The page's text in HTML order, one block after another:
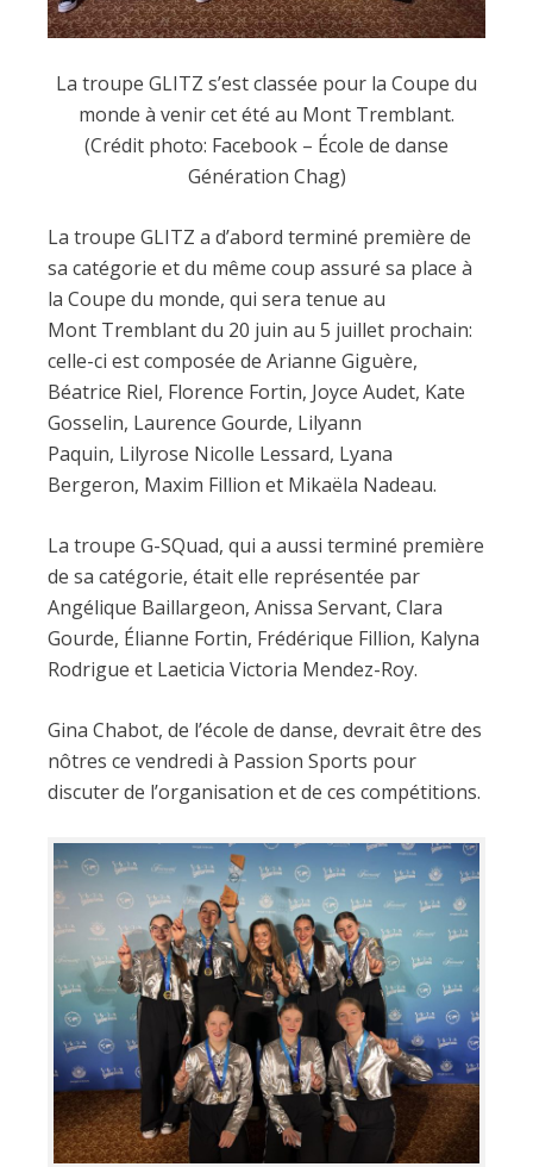
La troupe GLITZ s’est classée pour la Coupe du
monde à venir cet été au Mont Tremblant.
(Crédit photo: Facebook – École de danse
Génération Chag)
La troupe GLITZ a d’abord terminé première de
sa catégorie et du même coup assuré sa place à
la Coupe du monde, qui sera tenue au
Mont Tremblant du 20 juin au 5 juillet prochain:
celle-ci est composée de Arianne Giguère,
Béatrice Riel, Florence Fortin, Joyce Audet, Kate
Gosselin, Laurence Gourde, Lilyann
Paquin, Lilyrose Nicolle Lessard, Lyana
Bergeron, Maxim Fillion et Mikaëla Nadeau.
La troupe G-SQuad, qui a aussi terminé première
de sa catégorie, était elle représentée par
Angélique Baillargeon, Anissa Servant, Clara
Gourde, Élianne Fortin, Frédérique Fillion, Kalyna
Rodrigue et Laeticia Victoria Mendez-Roy.
Gina Chabot, de l’école de danse, devrait être des
nôtres ce vendredi à Passion Sports pour
discuter de l’organisation et de ces compétitions.